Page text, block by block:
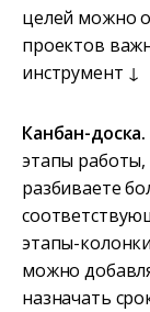
целей можно
проектов
инструмент ↓
Канбан-доска.
этапы работы,
разбиваете
этапы-
можно
назначать